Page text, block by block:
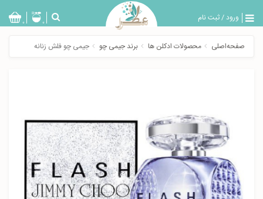
ورود/ثبت نام
بازگشت
0 0
صفحه‌اصلی محصولات ادکلن ها برند جیمی چو جیمی چو فلش زنانه